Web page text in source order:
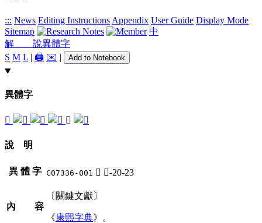
::: News Editing Instructions Appendix User Guide Display Mode
Sitemap
中
解 說異體字
S M L | 🖨️ ✉️ | Add to Notebook
異體字
𤡤 𤣜
說 明
異 體 字 C07336-001 𤣜 犬-20-23
內 容
〔關鍵文獻〕
《康熙字典》。